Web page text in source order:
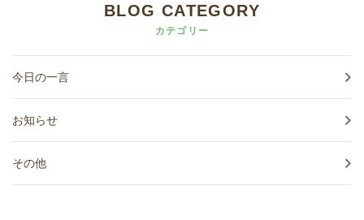
BLOG CATEGORY
カテゴリー
今日の一言
お知らせ
その他